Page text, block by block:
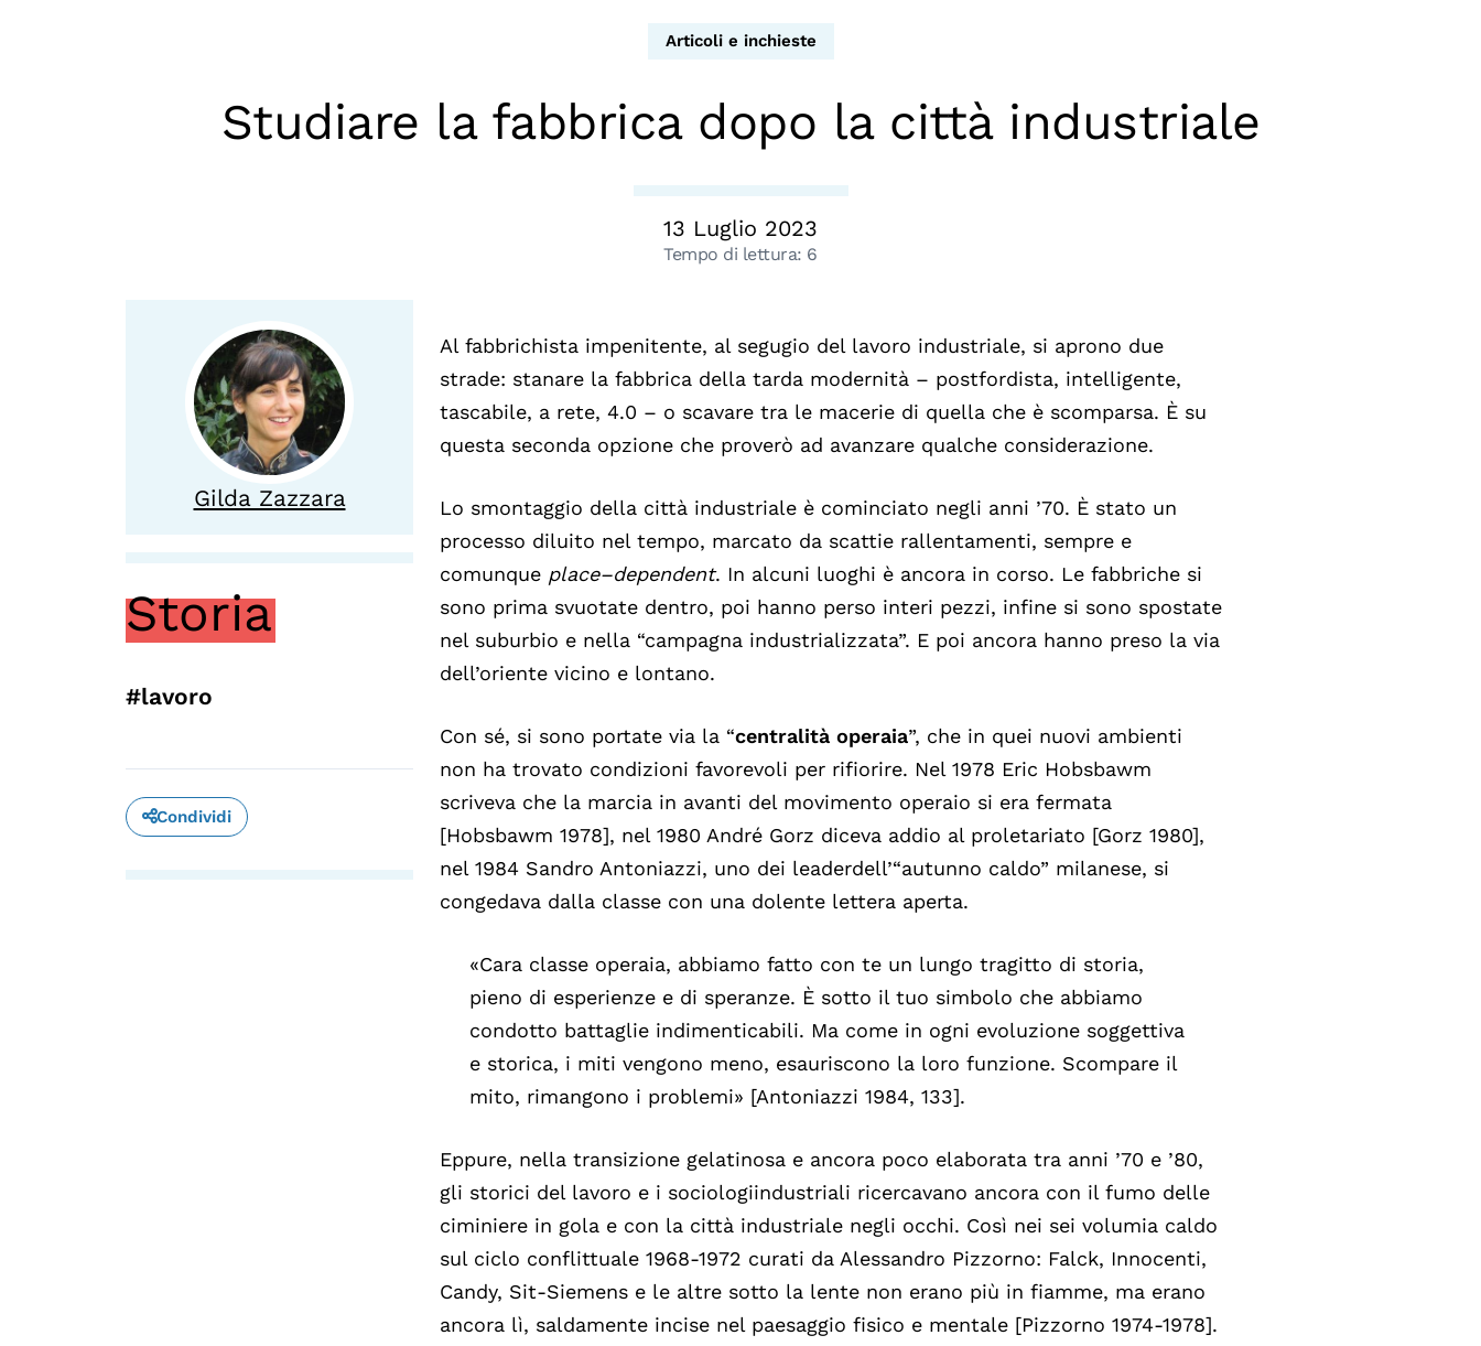
Calendario civile
Podcast
Articoli e inchieste
Studiare la fabbrica dopo la città industriale
13 Luglio 2023
Tempo di lettura: 6
Gilda Zazzara
Storia
#lavoro
Condividi
Al fabbrichista impenitente, al segugio del lavoro industriale, si aprono due
strade: stanare la fabbrica della tarda modernità – postfordista, intelligente,
tascabile, a rete, 4.0 – o scavare tra le macerie di quella che è scomparsa. È su
questa seconda opzione che proverò ad avanzare qualche considerazione.
Lo smontaggio della città industriale è cominciato negli anni ’70. È stato un
processo diluito nel tempo, marcato da scattie rallentamenti, sempre e
comunque place–dependent. In alcuni luoghi è ancora in corso. Le fabbriche si
sono prima svuotate dentro, poi hanno perso interi pezzi, infine si sono spostate
nel suburbio e nella “campagna industrializzata”. E poi ancora hanno preso la via
dell’oriente vicino e lontano.
Con sé, si sono portate via la “centralità operaia”, che in quei nuovi ambienti
non ha trovato condizioni favorevoli per rifiorire. Nel 1978 Eric Hobsbawm
scriveva che la marcia in avanti del movimento operaio si era fermata
[Hobsbawm 1978], nel 1980 André Gorz diceva addio al proletariato [Gorz 1980],
nel 1984 Sandro Antoniazzi, uno dei leaderdell’“autunno caldo” milanese, si
congedava dalla classe con una dolente lettera aperta.
«Cara classe operaia, abbiamo fatto con te un lungo tragitto di storia,
pieno di esperienze e di speranze. È sotto il tuo simbolo che abbiamo
condotto battaglie indimenticabili. Ma come in ogni evoluzione soggettiva
e storica, i miti vengono meno, esauriscono la loro funzione. Scompare il
mito, rimangono i problemi» [Antoniazzi 1984, 133].
Eppure, nella transizione gelatinosa e ancora poco elaborata tra anni ’70 e ’80,
gli storici del lavoro e i sociologiindustriali ricercavano ancora con il fumo delle
ciminiere in gola e con la città industriale negli occhi. Così nei sei volumia caldo
sul ciclo conflittuale 1968-1972 curati da Alessandro Pizzorno: Falck, Innocenti,
Candy, Sit-Siemens e le altre sotto la lente non erano più in fiamme, ma erano
ancora lì, saldamente incise nel paesaggio fisico e mentale [Pizzorno 1974-1978].